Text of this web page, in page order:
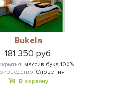
Bukela
181 350 руб.
массив бука 100%
Словения
В корзину